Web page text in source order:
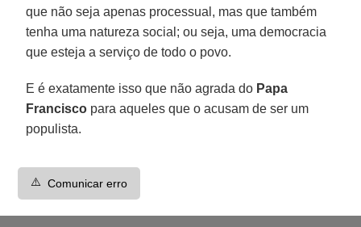
que não seja apenas processual, mas que também
tenha uma natureza social; ou seja, uma democracia
que esteja a serviço de todo o povo.
E é exatamente isso que não agrada do Papa
Francisco para aqueles que o acusam de ser um
populista.
⚠️ Comunicar erro